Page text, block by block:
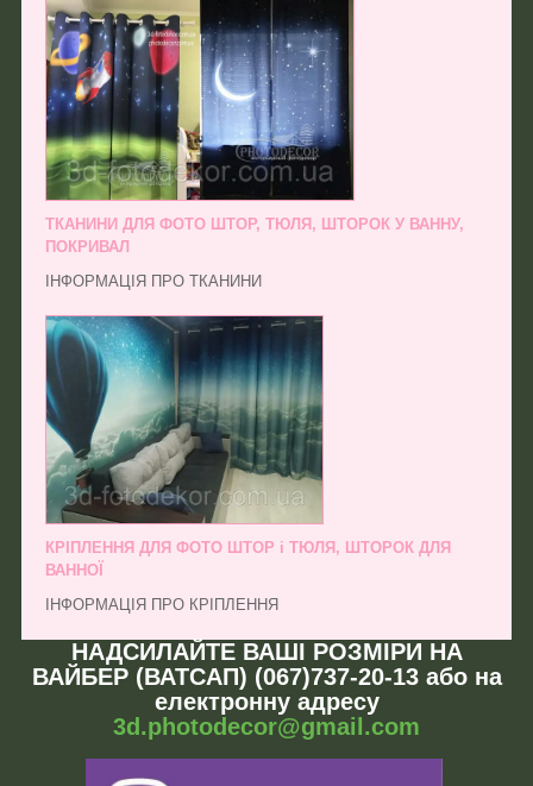
ТКАНИНИ ДЛЯ ФОТО ШТОР, ТЮЛЯ, ШТОРОК У ВАННУ,
ПОКРИВАЛ
ІНФОРМАЦІЯ ПРО ТКАНИНИ
КРІПЛЕННЯ ДЛЯ ФОТО ШТОР і ТЮЛЯ, ШТОРОК ДЛЯ
ВАННОЇ
ІНФОРМАЦІЯ ПРО КРІПЛЕННЯ
НАДСИЛАЙТЕ ВАШІ РОЗМІРИ НА
ВАЙБЕР (ВАТСАП) (067)737-20-13 або на
електронну адресу
3d.photodecor@gmail.com